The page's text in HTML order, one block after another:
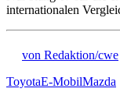
internationalen
von Redaktion/cwe
ToyotaE-MobilMazda